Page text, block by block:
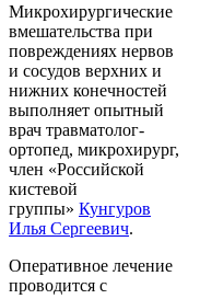
Микрохирургические
вмешательства при
повреждениях нервов
и сосудов верхних и
нижних конечностей
выполняет опытный
врач травматолог-
ортопед, микрохирург,
член «Российской
кистевой
группы» Кунгуров
Илья Сергеевич.
Оперативное лечение
проводится с